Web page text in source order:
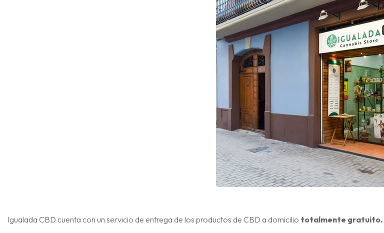
Igualada CBD cuenta con un servicio de entrega de los productos de CBD a domicilio totalmente gratuito.